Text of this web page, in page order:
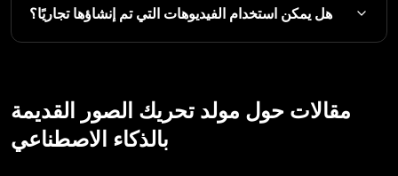
هل يمكن استخدام الفيديوهات التي تم إنشاؤها تجاريًا؟
مقالات حول مولد تحريك الصور القديمة
بالذكاء الاصطناعي